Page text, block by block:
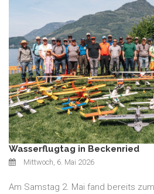
Wasserflugtag in Beckenried
Mittwoch, 6. Mai 2026
Am Samstag 2. Mai fand bereits